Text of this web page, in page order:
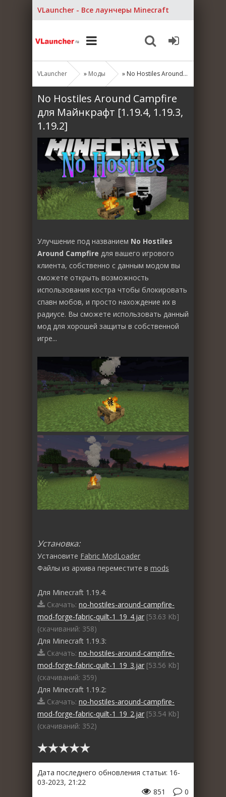
VLauncher - Все лаунчеры Minecraft
VLauncher » Моды » No Hostiles Around Campfire для Майнкрафт [1.19.4, 1.19.3, 1.19.2]
No Hostiles Around Campfire
для Майнкрафт [1.19.4, 1.19.3,
1.19.2]
Улучшение под названием No Hostiles
Around Campfire для вашего игрового
клиента, собственно с данным модом вы
сможете открыть возможность
использования костра чтобы блокировать
спавн мобов, и просто нахождение их в
радиусе. Вы сможете использовать данный
мод для хорошей защиты в собственной
игре...
Установка:
Установите Fabric ModLoader
Файлы из архива переместите в mods
Для Minecraft 1.19.4:
Скачать: no-hostiles-around-campfire-
mod-forge-fabric-quilt-1_19_4.jar [53.63 Kb]
(cкачиваний: 358)
Для Minecraft 1.19.3:
Скачать: no-hostiles-around-campfire-
mod-forge-fabric-quilt-1_19_3.jar [53.56 Kb]
(cкачиваний: 359)
Для Minecraft 1.19.2:
Скачать: no-hostiles-around-campfire-
mod-forge-fabric-quilt-1_19_2.jar [53.54 Kb]
(cкачиваний: 352)
Дата последнего обновления статьи: 16-
03-2023, 21:22
0
851